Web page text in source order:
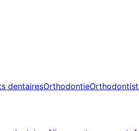
dentairesOrthodontie